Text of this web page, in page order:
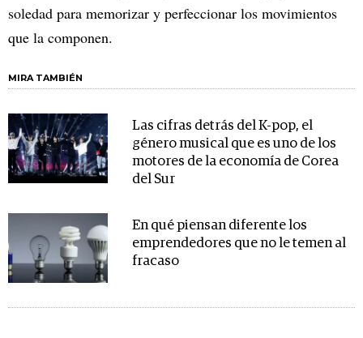
soledad para memorizar y perfeccionar los movimientos
que la componen.
MIRA TAMBIÉN
Las cifras detrás del K-pop, el
género musical que es uno de los
motores de la economía de Corea
del Sur
En qué piensan diferente los
emprendedores que no le temen al
fracaso